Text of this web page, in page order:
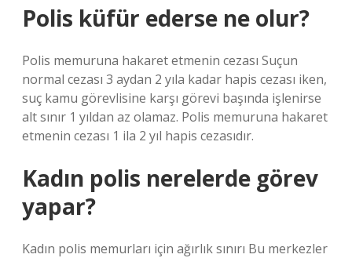
Polis küfür ederse ne olur?
Polis memuruna hakaret etmenin cezası Suçun
normal cezası 3 aydan 2 yıla kadar hapis cezası iken,
suç kamu görevlisine karşı görevi başında işlenirse
alt sınır 1 yıldan az olamaz. Polis memuruna hakaret
etmenin cezası 1 ila 2 yıl hapis cezasıdır.
Kadın polis nerelerde görev
yapar?
Kadın polis memurları için ağırlık sınırı Bu merkezler